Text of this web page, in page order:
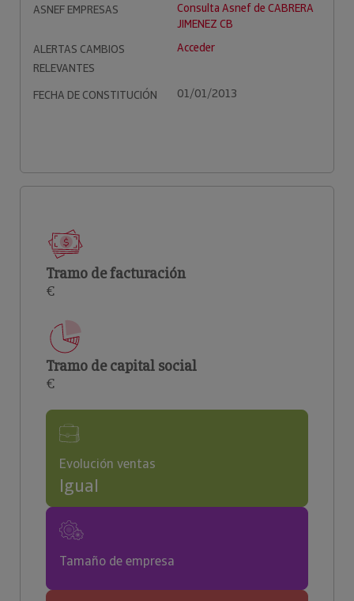
ASNEF EMPRESAS
Consulta Asnef de CABRERA
JIMENEZ CB
ALERTAS CAMBIOS
RELEVANTES
Acceder
FECHA DE CONSTITUCIÓN 01/01/2013
Tramo de facturación
€
Tramo de capital social
€
Evolución ventas
Igual
Tamaño de empresa